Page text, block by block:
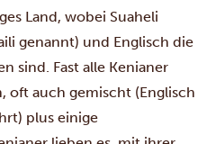
Land, wobei Suaheli
genannt) und Englisch die
sind. Fast alle Kenianer
oft auch gemischt (Englisch
plus einige